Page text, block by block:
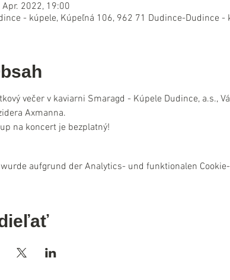
Apr. 2022, 19:00
- kúpele, Kúpeľná 106, 962 71 Dudince-Dudince -
večer v kaviarni Smaragd - Kúpele Dudince, a.s.,
Axmanna.
na koncert je bezplatný!
wurde aufgrund der Analytics- und funktionalen